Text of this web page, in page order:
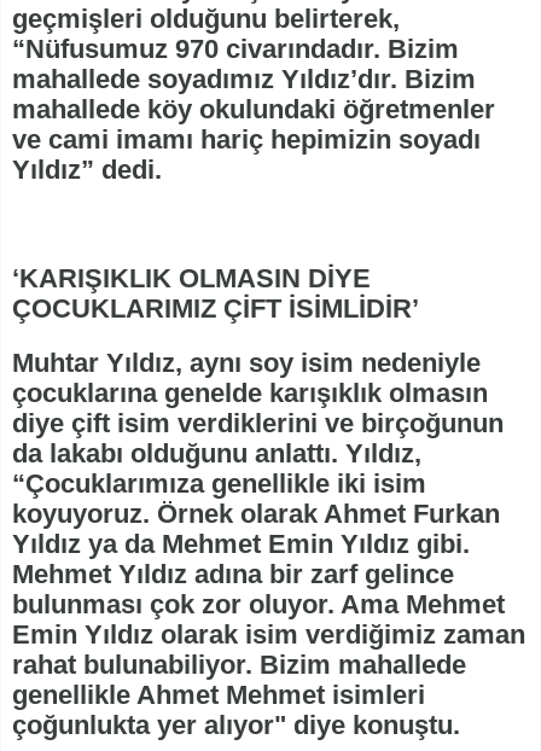
geçmişleri olduğunu belirterek,
“Nüfusumuz 970 civarındadır. Bizim
mahallede soyadımız Yıldız’dır. Bizim
mahallede köy okulundaki öğretmenler
ve cami imamı hariç hepimizin soyadı
Yıldız” dedi.
‘KARIŞIKLIK OLMASIN DİYE
ÇOCUKLARIMIZ ÇİFT İSİMLİDİR’
Muhtar Yıldız, aynı soy isim nedeniyle
çocuklarına genelde karışıklık olmasın
diye çift isim verdiklerini ve birçoğunun
da lakabı olduğunu anlattı. Yıldız,
“Çocuklarımıza genellikle iki isim
koyuyoruz. Örnek olarak Ahmet Furkan
Yıldız ya da Mehmet Emin Yıldız gibi.
Mehmet Yıldız adına bir zarf gelince
bulunması çok zor oluyor. Ama Mehmet
Emin Yıldız olarak isim verdiğimiz zaman
rahat bulunabiliyor. Bizim mahallede
genellikle Ahmet Mehmet isimleri
çoğunlukta yer alıyor" diye konuştu.